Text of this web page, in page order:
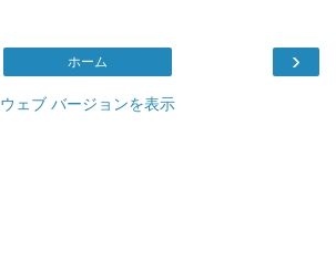
›
ホーム
ウェブ バージョンを表示